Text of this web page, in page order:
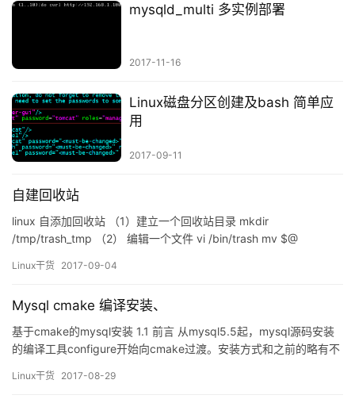
mysqld_multi 多实例部署
2017-11-16
Linux磁盘分区创建及bash 简单应
用
2017-09-11
自建回收站
linux 自添加回收站 （1）建立一个回收站目录 mkdir
/tmp/trash_tmp （2） 编辑一个文件 vi /bin/trash mv $@
（4）编辑/etc/bashrc 在最后一行添加alias rm=/bin/trash （5）
Linux干货 2017-09-04
Mysql cmake 编译安装、
基于cmake的mysql安装 1.1 前言 从mysql5.5起，mysql源码安装
的编译工具configure开始向cmake过渡。安装方式和之前的略有不
Perl, libncurses5-dev，cmake-2.8.4是否都已经安装，如果没有
Linux干货 2017-08-29